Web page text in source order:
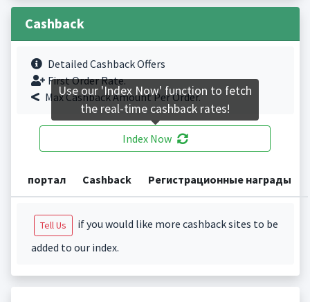
Cashback
Detailed Cashback Offers
First Order Rate.
Max Cashback Amount Per Order.
Index Now
портал Cashback Регистрационные награды
Tell Us
if you would like more cashback sites to be
added to our index.
Use our 'Index Now' function to fetch
the real-time cashback rates!